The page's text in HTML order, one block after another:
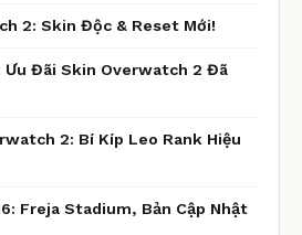
2: Skin Độc & Reset Mới!
Đãi Skin Overwatch 2 Đã
2: Bí Kíp Leo Rank Hiệu
Freja Stadium, Bản Cập Nhật